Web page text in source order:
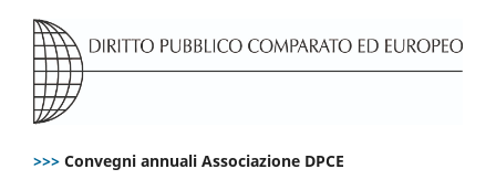
>>> Convegni annuali Associazione DPCE